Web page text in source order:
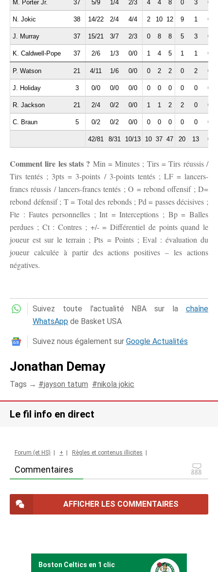
M. Porter Jr. 37 5/9 1/4 2/3 4 4 8 0 3 0
N. Jokic 38 14/22 2/4 4/4 2 10 12 9 1 0
J. Murray 37 15/21 3/7 2/3 0 8 8 5 3 0
K. Caldwell-Pope 37 2/6 1/3 0/0 1 4 5 1 1 0
P. Watson 21 4/11 1/6 0/0 0 2 2 0 2 0
J. Holiday 3 0/0 0/0 0/0 0 0 0 0 0 0
R. Jackson 21 2/4 0/2 0/0 1 1 2 2 0 0
C. Braun 5 0/2 0/2 0/0 0 0 0 0 0 0
42/81 8/31 10/13 10 37 47 20 13 0
Comment lire les stats ? Min = Minutes ; Tirs = Tirs réussis /
Tirs tentés ; 3pts = 3-points / 3-points tentés ; LF = lancers-
francs réussis / lancers-francs tentés ; O = rebond offensif ; D=
rebond défensif ; T = Total des rebonds ; Pd = passes décisives ;
Fte : Fautes personnelles ; Int = Interceptions ; Bp = Balles
perdues ; Ct : Contres ; +/- = Différentiel de points quand le
joueur est sur le terrain ; Pts = Points ; Eval : évaluation du
joueur calculée à partir des actions positives – les actions
négatives.
Suivez toute l'actualité NBA sur la chaîne
WhatsApp de Basket USA
Suivez nous également sur Google Actualités
Jonathan Demay
Tags → jayson tatum nikola jokic
Le fil info en direct
Commentaires
Forum (et HS) | + | Règles et contenus illicites |
AFFICHER LES COMMENTAIRES
Boston Celtics en 1 clic